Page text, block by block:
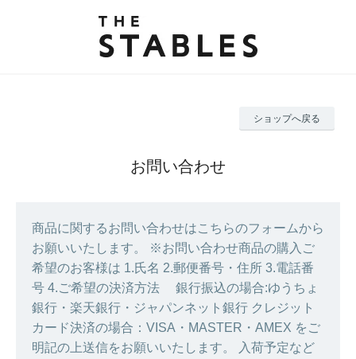
ショップへ戻る
お問い合わせ
商品に関するお問い合わせはこちらのフォームから
お願いいたします。 ※お問い合わせ商品の購入ご
希望のお客様は 1.氏名 2.郵便番号・住所 3.電話番
号 4.ご希望の決済方法 銀行振込の場合:ゆうちょ
銀行・楽天銀行・ジャパンネット銀行 クレジット
カード決済の場合：VISA・MASTER・AMEX をご
明記の上送信をお願いいたします。 入荷予定など